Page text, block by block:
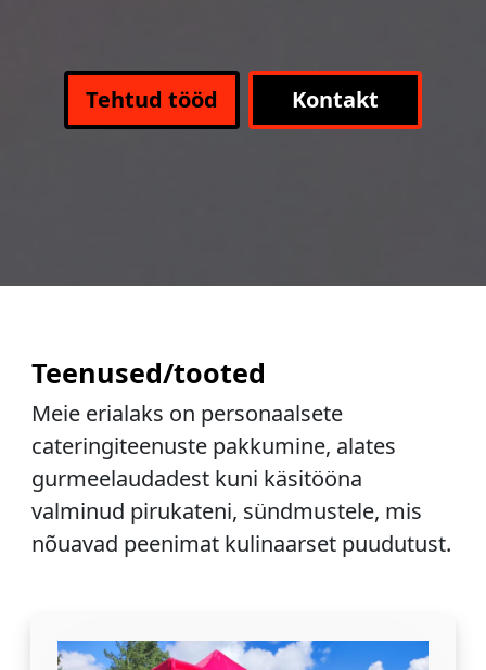
Tehtud tööd Kontakt
Teenused/tooted
Meie erialaks on personaalsete
cateringiteenuste pakkumine, alates
gurmeelaudadest kuni käsitööna
valminud pirukateni, sündmustele, mis
nõuavad peenimat kulinaarset puudutust.